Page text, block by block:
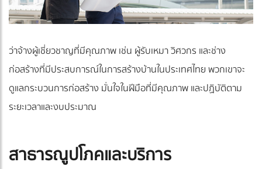
ว่าจ้างผู้เชี่ยวชาญที่มีคุณภาพ เช่น ผู้รับเหมา วิศวกร และช่าง
ก่อสร้างที่มีประสบการณ์ในการสร้างบ้านในประเทศไทย พวกเขาจะ
ดูแลกระบวนการก่อสร้าง มั่นใจในฝีมือที่มีคุณภาพ และปฏิบัติตาม
ระยะเวลาและงบประมาณ
สาธารณูปโภคและบริการ